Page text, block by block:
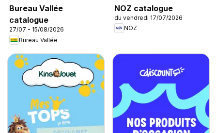
Bureau Vallée
catalogue
27/07 - 15/08/2026
Bureau Vallée
NOZ catalogue
du vendredi 17/07/2026
NOZ